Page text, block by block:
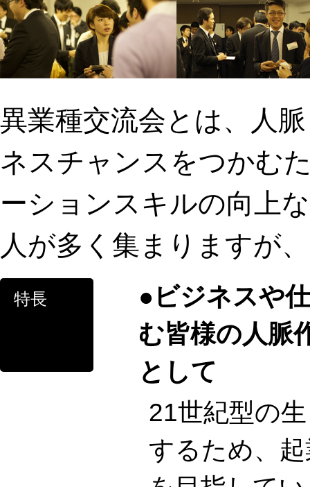
異業種交流会とは、人
ネスチャンスをつかむ
ーションスキルの向上
人が多く集まりますが
特長
ビジネスや
む皆様の人脈
として
21世紀型の
するため、